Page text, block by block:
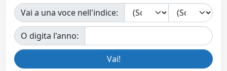
Vai a una voce nell'indice:
O digita l'anno: